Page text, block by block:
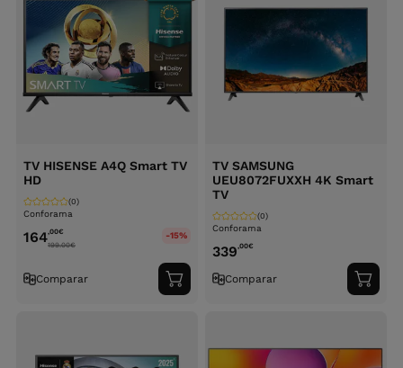
TV HISENSE A4Q Smart TV
HD
Conforama
(0)
164,00€
199.00€
-15%
Comparar
Adicionar
ao
TV SAMSUNG
UEU8072FUXXH 4K Smart
TV
Conforama
(0)
339,00€
Comparar
ao